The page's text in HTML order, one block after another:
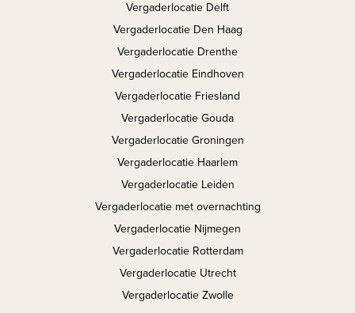
Vergaderlocatie Delft
Vergaderlocatie Den Haag
Vergaderlocatie Drenthe
Vergaderlocatie Eindhoven
Vergaderlocatie Friesland
Vergaderlocatie Gouda
Vergaderlocatie Groningen
Vergaderlocatie Haarlem
Vergaderlocatie Leiden
Vergaderlocatie met overnachting
Vergaderlocatie Nijmegen
Vergaderlocatie Rotterdam
Vergaderlocatie Utrecht
Vergaderlocatie Zwolle